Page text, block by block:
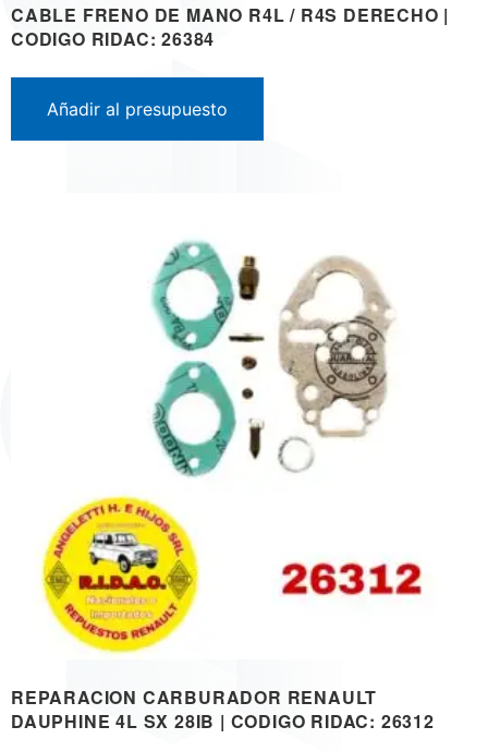
CABLE FRENO DE MANO R4L / R4S DERECHO |
CODIGO RIDAC: 26384
Añadir al presupuesto
REPARACION CARBURADOR RENAULT
DAUPHINE 4L SX 28IB | CODIGO RIDAC: 26312